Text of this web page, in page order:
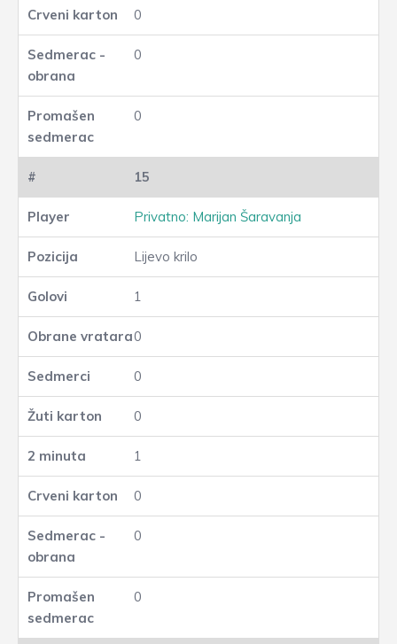
0
0
0
15
Privatno: Marijan Šaravanja
Lijevo krilo
1
0
0
0
1
0
0
0